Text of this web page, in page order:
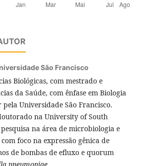
São Francisco
Biológicas, com mestrado e
da Saúde, com ênfase em Biologia
Universidade São Francisco.
na University of South
na área de microbiologia e
foco na expressão gênica de
de bombas de efluxo e quorum
pneumoniae.